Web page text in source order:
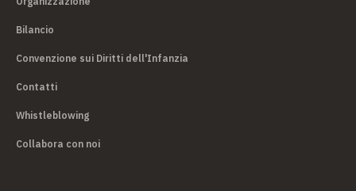
Bilancio
Convenzione sui Diritti dell'Infanzia
Contatti
Whistleblowing
Collabora con noi